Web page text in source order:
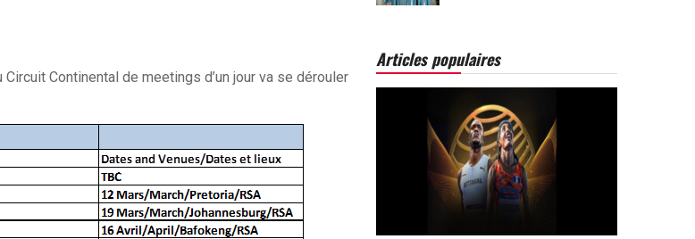
Continental de meetings d’un jour va se dérouler
Articles populaires